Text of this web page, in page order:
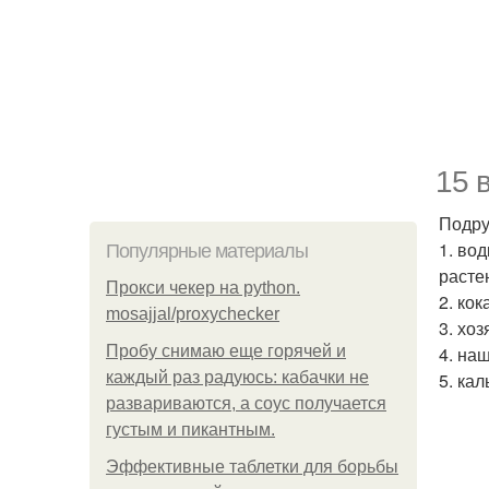
15
Популярные материалы
Прокси чекер на python.
mosajjal/proxychecker
Пробу снимаю еще горячей и
каждый раз радуюсь: кабачки не
развариваются, а соус получается
густым и пикантным.
Эффективные таблетки для борьбы
1.
2.
3.
4.
5.